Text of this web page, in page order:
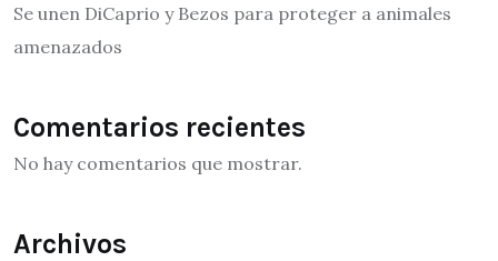
Se unen DiCaprio y Bezos para proteger a animales
amenazados
Comentarios recientes
No hay comentarios que mostrar.
Archivos